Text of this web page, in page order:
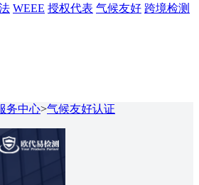
WEEE 授权代表 气候友好 跨境检测
务中心>气候友好认证